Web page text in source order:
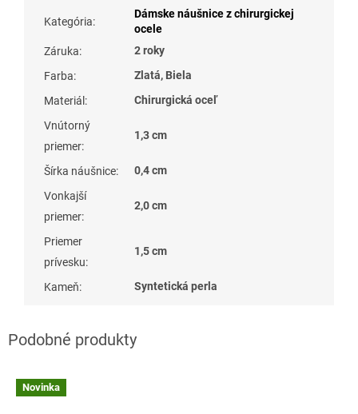
Kategória:
Dámske náušnice z chirurgickej
ocele
Záruka:
2 roky
Farba:
Zlatá, Biela
Materiál :
Chirurgická oceľ
Vnútorný
priemer:
1,3 cm
Šírka náušnice:
0,4 cm
Vonkajší
priemer:
2,0 cm
Priemer
prívesku:
1,5 cm
Kameň: Syntetická perla
Novinka